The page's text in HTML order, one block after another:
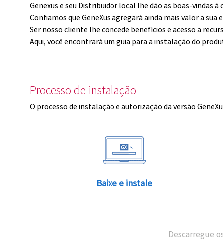
Genexus e seu Distribuidor local lhe dão as boas-vindas à
Confiamos que GeneXus agregará ainda mais valor a
Ser nosso cliente lhe concede benefícios e acesso a
Aqui, você encontrará um guia para a instalação do
Processo de instalação
O processo de instalação e autorização da versão
Baixe e instale
Descarregue